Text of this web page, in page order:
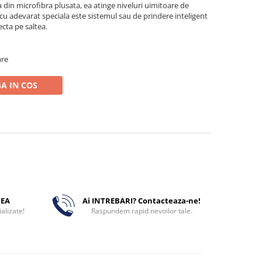
microfibra plusata, ea atinge niveluri uimitoare de
adevarat speciala este sistemul sau de prindere inteligent
pe saltea.
IN COS
Ai INTREBARI? Contacteaza-ne!
Raspundem rapid nevoilor tale.